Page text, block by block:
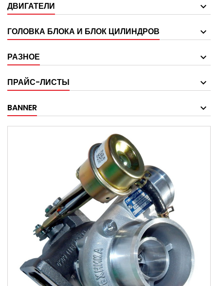
ДВИГАТЕЛИ
ГОЛОВКА БЛОКА И БЛОК ЦИЛИНДРОВ
РАЗНОЕ
ПРАЙС-ЛИСТЫ
BANNER